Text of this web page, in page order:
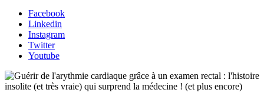
Facebook
Linkedin
Instagram
Twitter
Youtube